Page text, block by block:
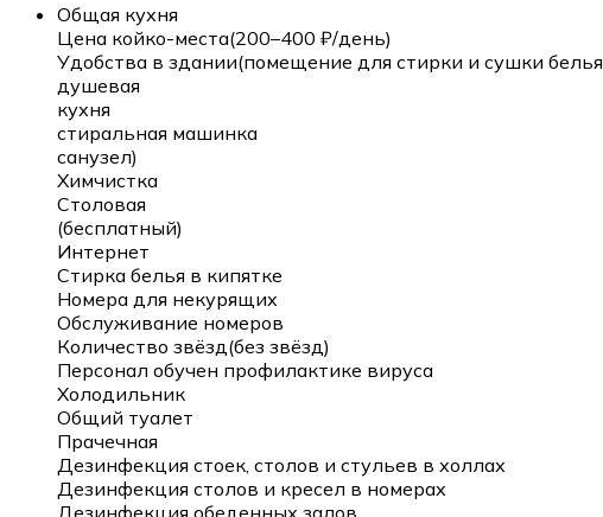
Общая кухня
Цена койко-места(200–400 ₽/день)
Удобства в здании(помещение для стирки и сушки белья
душевая
кухня
стиральная машинка
санузел)
Химчистка
Столовая
(бесплатный)
Интернет
Стирка белья в кипятке
Номера для некурящих
Обслуживание номеров
Количество звёзд(без звёзд)
Персонал обучен профилактике вируса
Холодильник
Общий туалет
Прачечная
Дезинфекция стоек, столов и стульев в холлах
Дезинфекция столов и кресел в номерах
Дезинфекция обеденных залов